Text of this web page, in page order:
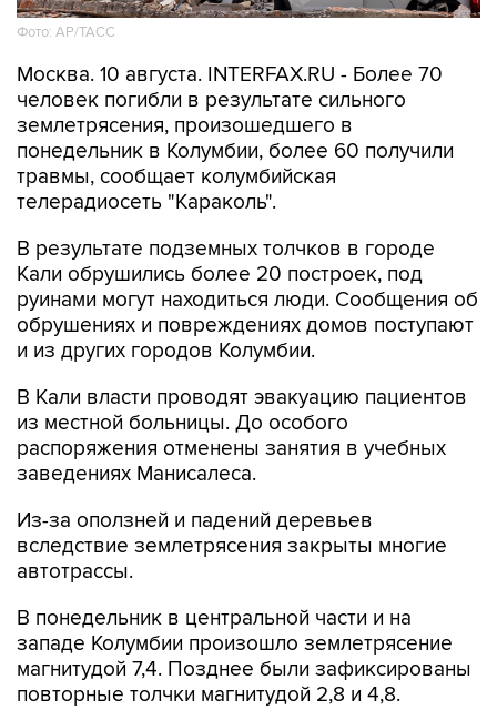
Фото: АР/ТАСС
Москва. 10 августа. INTERFAX.RU - Более 70
человек погибли в результате сильного
землетрясения, произошедшего в
понедельник в Колумбии, более 60 получили
травмы, сообщает колумбийская
телерадиосеть "Караколь".
В результате подземных толчков в городе
Кали обрушились более 20 построек, под
руинами могут находиться люди. Сообщения об
обрушениях и повреждениях домов поступают
и из других городов Колумбии.
В Кали власти проводят эвакуацию пациентов
из местной больницы. До особого
распоряжения отменены занятия в учебных
заведениях Манисалеса.
Из-за оползней и падений деревьев
вследствие землетрясения закрыты многие
автотрассы.
В понедельник в центральной части и на
западе Колумбии произошло землетрясение
магнитудой 7,4. Позднее были зафиксированы
повторные толчки магнитудой 2,8 и 4,8.